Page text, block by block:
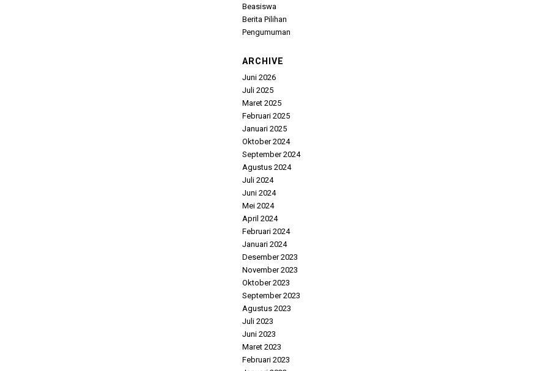
Beasiswa
Berita Pilihan
Pengumuman
ARCHIVE
Juni 2026
Juli 2025
Maret 2025
Februari 2025
Januari 2025
Oktober 2024
September 2024
Agustus 2024
Juli 2024
Juni 2024
Mei 2024
April 2024
Februari 2024
Januari 2024
Desember 2023
November 2023
Oktober 2023
September 2023
Agustus 2023
Juli 2023
Juni 2023
Maret 2023
Februari 2023